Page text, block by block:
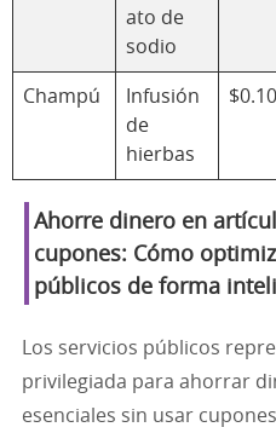
ato de
sodio
Champú
Infusión
de
hierbas
$0.10
Ahorre dinero en
cupones: Cómo
públicos de forma
Los servicios públicos
privilegiada para ahorrar
esenciales sin usar